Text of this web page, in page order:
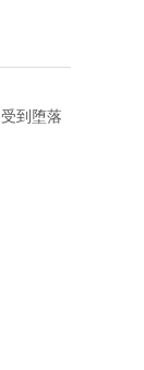
到堕落